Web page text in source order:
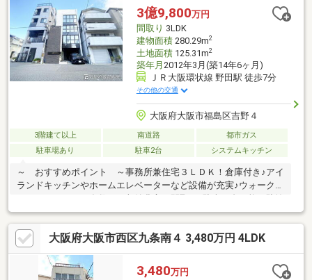
見てみたい」等 ご購入をご検討中のお客様にとって、より良い条
件でご購入頂く為に精一杯サポート致します不動産の事なら何で
もお気軽にご相談下さい！
3億9,800万円
間取り 3LDK
建物面積280.29m2
土地面積125.31m2
築年月 2012年3月(築14年6ヶ月)
ＪＲ大阪環状線 野田駅 徒歩7分
その他の交通
大阪府大阪市福島区吉野４
3階建て以上 南道路
都市ガス
駐車場あり
駐車2台 システムキッチン
～ おすすめポイント ～事務所兼住宅３ＬＤＫ！倉庫付き♪アイ
ランドキッチンやホームエレベーターなど設備が充実♪ウォークイ
スペースもございます♪その他おすすめポイントが多数！～ 周辺
情報 ～業務スーパー西九条店：徒歩5分（355ｍ）ライフ野田
店：徒歩5分（381ｍ）セブンイレブン大阪野田6丁目店：徒歩5分
（334ｍ）大阪福島新家郵便局：徒歩6分（431ｍ）大阪府福島警
察署：徒歩9分（654ｍ）
大阪府大阪市西区九条南４ 3,480万円 4LDK
3,480万円